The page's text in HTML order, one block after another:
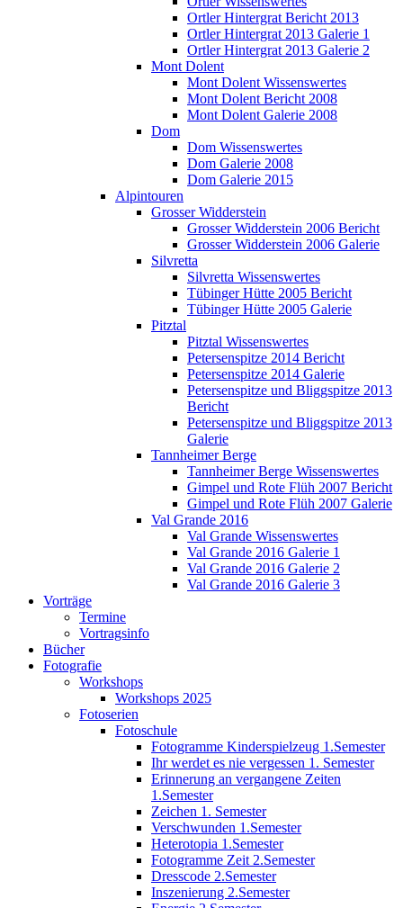
Ortler Hintergrat Bericht 2013
Ortler Hintergrat 2013 Galerie 1
Ortler Hintergrat 2013 Galerie 2
Mont Dolent
Mont Dolent Wissenswertes
Mont Dolent Bericht 2008
Mont Dolent Galerie 2008
Dom
Dom Wissenswertes
Dom Galerie 2008
Dom Galerie 2015
Alpintouren
Grosser Widderstein
Grosser Widderstein 2006 Bericht
Grosser Widderstein 2006 Galerie
Silvretta
Silvretta Wissenswertes
Tübinger Hütte 2005 Bericht
Tübinger Hütte 2005 Galerie
Pitztal
Pitztal Wissenswertes
Petersenspitze 2014 Bericht
Petersenspitze 2014 Galerie
Petersenspitze und Bliggspitze 2013
Bericht
Petersenspitze und Bliggspitze 2013
Galerie
Tannheimer Berge
Tannheimer Berge Wissenswertes
Gimpel und Rote Flüh 2007 Bericht
Gimpel und Rote Flüh 2007 Galerie
Val Grande 2016
Val Grande Wissenswertes
Val Grande 2016 Galerie 1
Val Grande 2016 Galerie 2
Val Grande 2016 Galerie 3
Vorträge
Termine
Vortragsinfo
Bücher
Fotografie
Workshops
Workshops 2025
Fotoserien
Fotoschule
Fotogramme Kinderspielzeug 1.Semester
Ihr werdet es nie vergessen 1. Semester
Erinnerung an vergangene Zeiten
1.Semester
Zeichen 1. Semester
Verschwunden 1.Semester
Heterotopia 1.Semester
Fotogramme Zeit 2.Semester
Dresscode 2.Semester
Inszenierung 2.Semester